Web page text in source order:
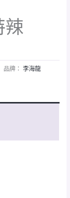
辣
品牌：李海龍